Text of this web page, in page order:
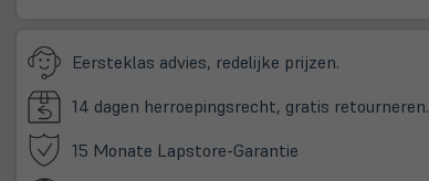
Eersteklas advies, redelijke prijzen.
14 dagen herroepingsrecht, gratis retourneren.
15 Monate Lapstore-Garantie